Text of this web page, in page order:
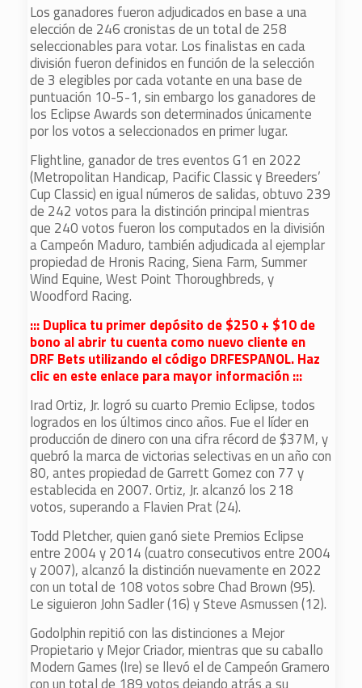
Los ganadores fueron adjudicados en base a una
elección de 246 cronistas de un total de 258
seleccionables para votar. Los finalistas en cada
división fueron definidos en función de la selección
de 3 elegibles por cada votante en una base de
puntuación 10-5-1, sin embargo los ganadores de
los Eclipse Awards son determinados únicamente
por los votos a seleccionados en primer lugar.
Flightline, ganador de tres eventos G1 en 2022
(Metropolitan Handicap, Pacific Classic y Breeders’
Cup Classic) en igual números de salidas, obtuvo 239
de 242 votos para la distinción principal mientras
que 240 votos fueron los computados en la división
a Campeón Maduro, también adjudicada al ejemplar
propiedad de Hronis Racing, Siena Farm, Summer
Wind Equine, West Point Thoroughbreds, y
Woodford Racing.
::: Duplica tu primer depósito de $250 + $10 de
bono al abrir tu cuenta como nuevo cliente en
DRF Bets utilizando el código DRFESPANOL. Haz
clic en este enlace para mayor información :::
Irad Ortiz, Jr. logró su cuarto Premio Eclipse, todos
logrados en los últimos cinco años. Fue el líder en
producción de dinero con una cifra récord de $37M, y
quebró la marca de victorias selectivas en un año con
80, antes propiedad de Garrett Gomez con 77 y
establecida en 2007. Ortiz, Jr. alcanzó los 218
votos, superando a Flavien Prat (24).
Todd Pletcher, quien ganó siete Premios Eclipse
entre 2004 y 2014 (cuatro consecutivos entre 2004
y 2007), alcanzó la distinción nuevamente en 2022
con un total de 108 votos sobre Chad Brown (95).
Le siguieron John Sadler (16) y Steve Asmussen (12).
Godolphin repitió con las distinciones a Mejor
Propietario y Mejor Criador, mientras que su caballo
Modern Games (Ire) se llevó el de Campeón Gramero